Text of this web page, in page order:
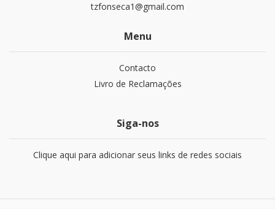
tzfonseca1@gmail.com
Menu
Contacto
Livro de Reclamações
Siga-nos
Clique aqui para adicionar seus links de redes sociais